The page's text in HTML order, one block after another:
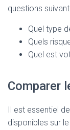
questions
Quel type
Quels
Quel est
Comparer
Il est essentiel
disponibles sur